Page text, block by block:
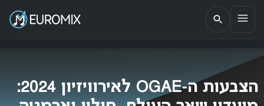
EUROMIX
אתר הבית של האירוויזיון בישראל
הצבעות ה-OGAE לאירוויזיון 2024: